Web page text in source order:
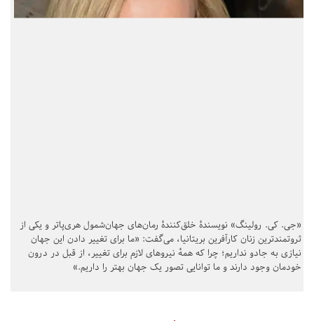
«جی. کی. رولینگ» نویسندهٔ خلق‌کنندهٔ رمان‌های جهان‌شمول هری‌پاتر و یکی از
ثروتمندترین زنان کارآفرین بریتانیا، می‌گفت: «ما برای تغییر دادن این جهان
نیازی به جادو نداریم؛ چرا که همهٔ نیروهای لازم برای تغییر، از قبل در درون
خودمان وجود دارند و ما توانایی تصور یک جهان بهتر را داریم.»